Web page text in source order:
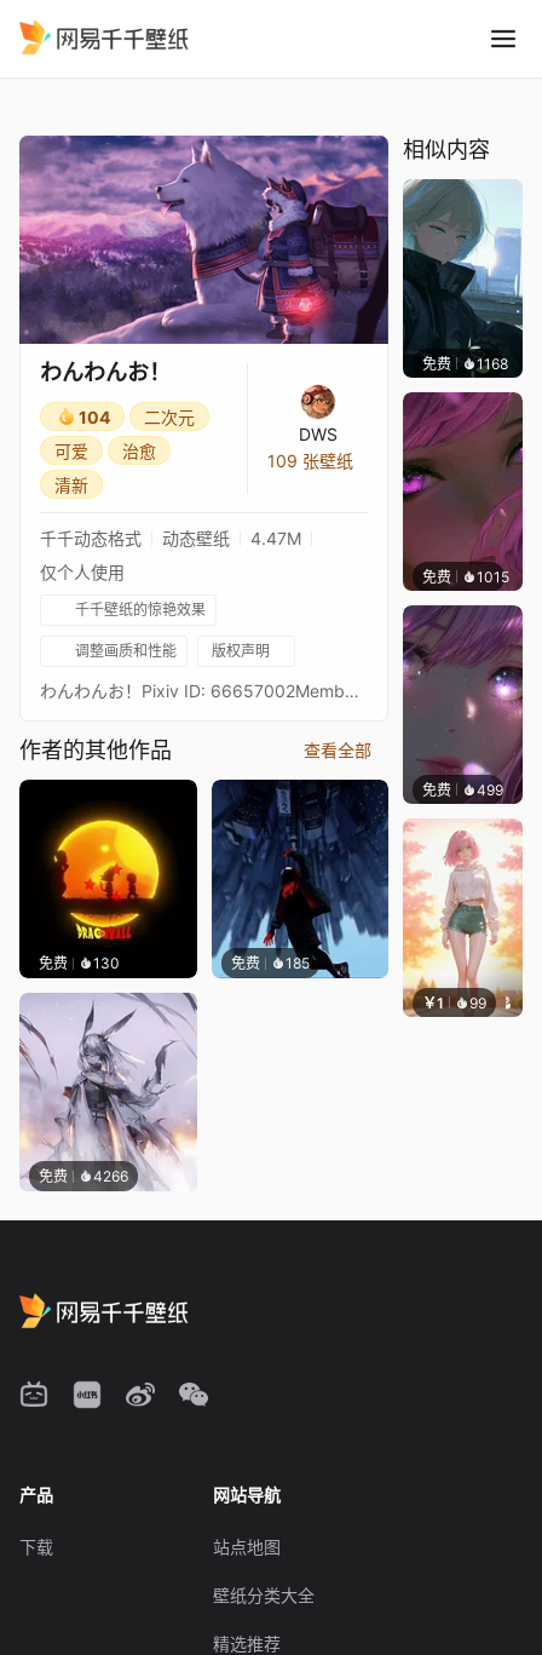
わんわんお！
104
二次元
可爱
治愈
清新
DWS
109 张壁纸
千千动态格式 动态壁纸
4.47M
仅个人使用
千千壁纸的惊艳效果
调整画质和性能 版权声明
わんわんお！Pixiv ID: 66657002Member: えすけー
作者的其他作品 查看全部
免费 130 免费 185
免费 4266
相似内容
免费 1168辰东
免费 1015辰东
免费 499辰东
￥1 99 辰东
产品
下载
网站导航
站点地图
壁纸分类大全
精选推荐